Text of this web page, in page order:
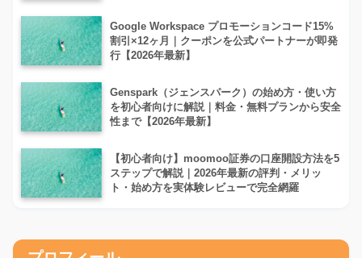
Google Workspace プロモーションコード15%
割引×12ヶ月｜クーポンを公式パートナーが即発
行【2026年最新】
Genspark（ジェンスパーク）の始め方・使い方
を初心者向けに解説｜料金・無料プランから安全
性まで【2026年最新】
【初心者向け】moomoo証券の口座開設方法を5
ステップで解説｜2026年最新の評判・メリッ
ト・始め方を実体験レビューで完全網羅